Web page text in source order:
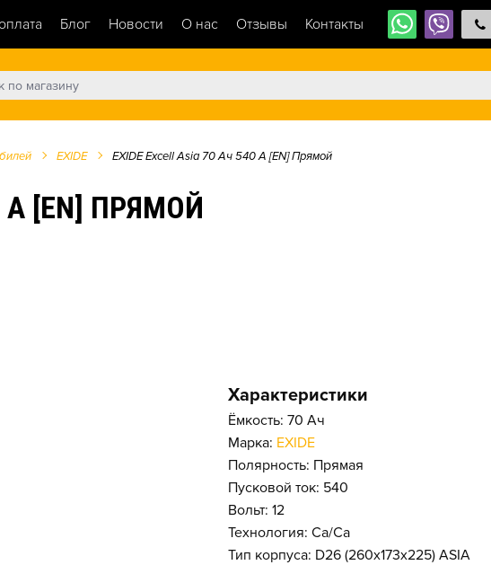
Блог Новости О нас Отзывы Контакты
EXIDE EXIDE Excell Asia 70 Ач 540 А [EN] Прямой
А [EN] ПРЯМОЙ
Характеристики
Ёмкость: 70 Ач
Марка: EXIDE
Полярность: Прямая
Пусковой ток: 540
Вольт: 12
Технология: Ca/Ca
Тип корпуса: D26 (260x173x225) ASIA